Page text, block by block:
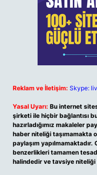
Reklam ve İletişim: Skype:
Yasal Uyarı: Bu internet
şirketi ile hiçbir bağlantısı
hazırladığımız makaleler
haber niteliği taşımamakta
paylaşım
benzerlikleri tamamen
halindedir ve tavsiye niteliği